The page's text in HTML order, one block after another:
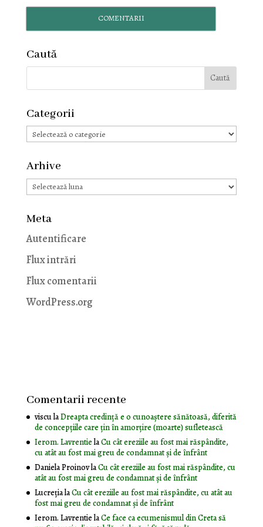
COMENTARII
Caută
Categorii
Categorii
Arhive
Arhive
Meta
Autentificare
Flux intrări
Flux comentarii
WordPress.org
Comentarii recente
visculaDreapta credință e o cunoaștere sănătoasă, diferită
de concepțiile care țin în amorțire (moarte) sufletească
Ierom. LavrentielaCu cât ereziile au fost mai răspândite,
cu atât au fost mai greu de condamnat și de înfrânt
Daniela ProinovlaCu cât ereziile au fost mai răspândite, cu
atât au fost mai greu de condamnat și de înfrânt
LucrețialaCu cât ereziile au fost mai răspândite, cu atât au
fost mai greu de condamnat și de înfrânt
Ierom. LavrentielaCe face ca ecumenismul din Creta să